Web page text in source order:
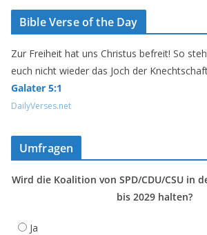
Bible Verse of the Day
Zur Freiheit hat uns Christus befreit! So
euch nicht wieder das Joch der
Galater 5:1
DailyVerses.net
Umfragen
Wird die Koalition von SPD/CDU/CSU in
bis 2029 halten?
Ja